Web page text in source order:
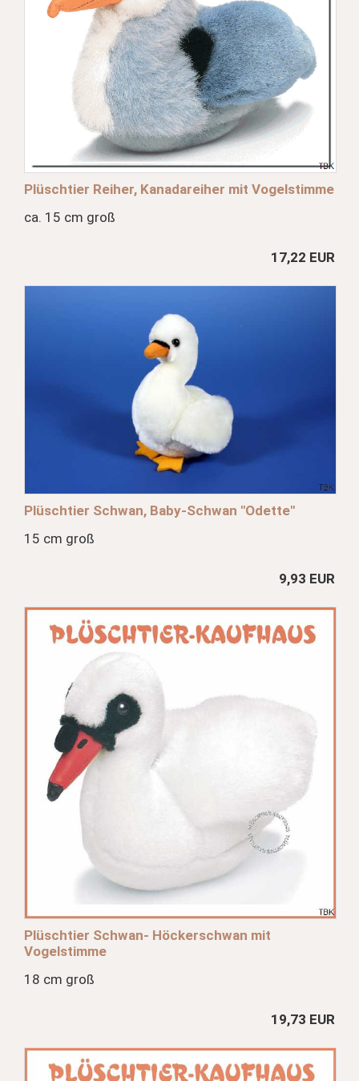
Plüschtier Reiher, Kanadareiher mit Vogelstimme
ca. 15 cm groß
17,22 EUR
Plüschtier Schwan, Baby-Schwan "Odette"
15 cm groß
9,93 EUR
Plüschtier Schwan- Höckerschwan mit
Vogelstimme
18 cm groß
19,73 EUR